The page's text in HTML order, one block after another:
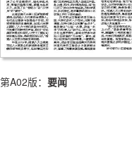
第A02版： 要闻